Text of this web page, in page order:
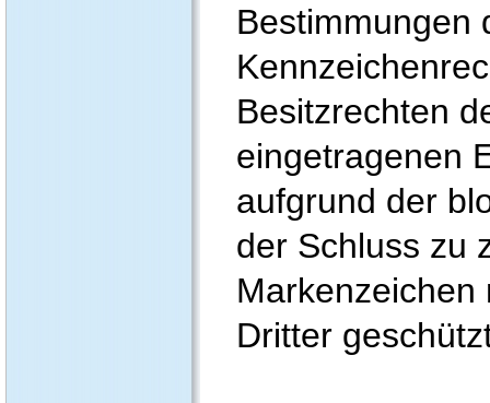
Bestimmungen
Besitzrechten
eingetragenen
aufgrund der
der Schluss zu
Markenzeichen
Dritter